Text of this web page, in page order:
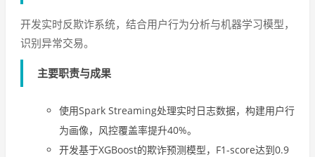
开发实时反欺诈系统，结合用户行为分析与机器学习模型，
识别异常交易。
主要职责与成果
使用Spark Streaming处理实时日志数据，构建用户行
为画像，风控覆盖率提升40%。
开发基于XGBoost的欺诈预测模型，F1-score达到0.9